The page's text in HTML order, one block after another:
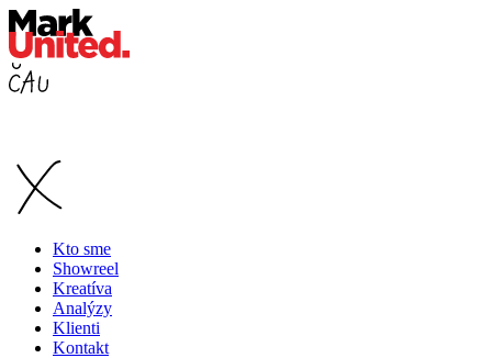
Kto sme
Showreel
Kreatíva
Analýzy
Klienti
Kontakt